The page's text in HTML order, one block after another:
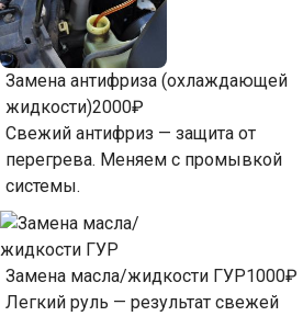
Замена антифриза (охлаждающей
жидкости)2000₽
Свежий антифриз — защита от
перегрева. Меняем с промывкой
системы.
Замена масла/жидкости ГУР1000₽
Легкий руль — результат свежей